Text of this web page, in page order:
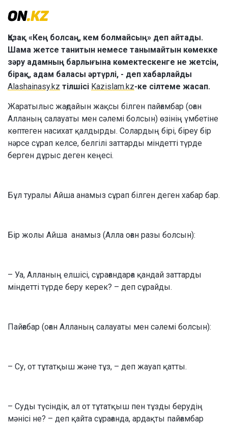
Қазақ «Кең болсаң, кем болмайсың» деп айтады.
Шама жетсе танитын немесе танымайтын көмекке
зәру адамның барлығына көмектескенге не жетсін,
бірақ, адам баласы әртүрлі, - деп хабарлайды
Alashainasy.kz тілшісі Kazislam.kz-ке сілтеме жасап.
Жаратылыс жағдайын жақсы білген пайғамбар (оған
Алланың салауаты мен сәлемі болсын) өзінің үмбетіне
көптеген насихат қалдырды. Солардың бірі, біреу бір
нәрсе сұрап келсе, белгілі заттарды міндетті түрде
берген дұрыс деген кеңесі.
Бұл туралы Айша анамыз сұрап білген деген хабар бар.
Бір жолы Айша анамыз (Алла оған разы болсын):
– Уа, Алланың елшісі, сұрағандарға қандай заттарды
міндетті түрде беру керек? – деп сұрайды.
Пайғабар (оған Алланың салауаты мен сәлемі болсын):
– Су, от тұтатқыш және тұз, – деп жауап қатты.
– Суды түсіндік, ал от тұтатқыш пен тұзды берудің
мәнісі не? – деп қайта сұрағанда, ардақты пайғамбар